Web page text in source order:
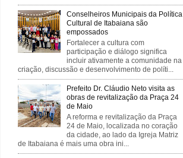
Conselheiros Municipais da Política
Cultural de Itabaiana são
empossados
Fortalecer a cultura com
participação e diálogo significa
incluir ativamente a comunidade na
criação, discussão e desenvolvimento de políti...
Prefeito Dr. Cláudio Neto visita as
obras de revitalização da Praça 24
de Maio
A reforma e revitalização da Praça
24 de Maio, localizada no coração
da cidade, ao lado da Igreja Matriz
de Itabaiana é mais uma obra ini...